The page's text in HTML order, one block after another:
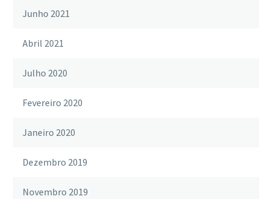
Junho 2021
Abril 2021
Julho 2020
Fevereiro 2020
Janeiro 2020
Dezembro 2019
Novembro 2019